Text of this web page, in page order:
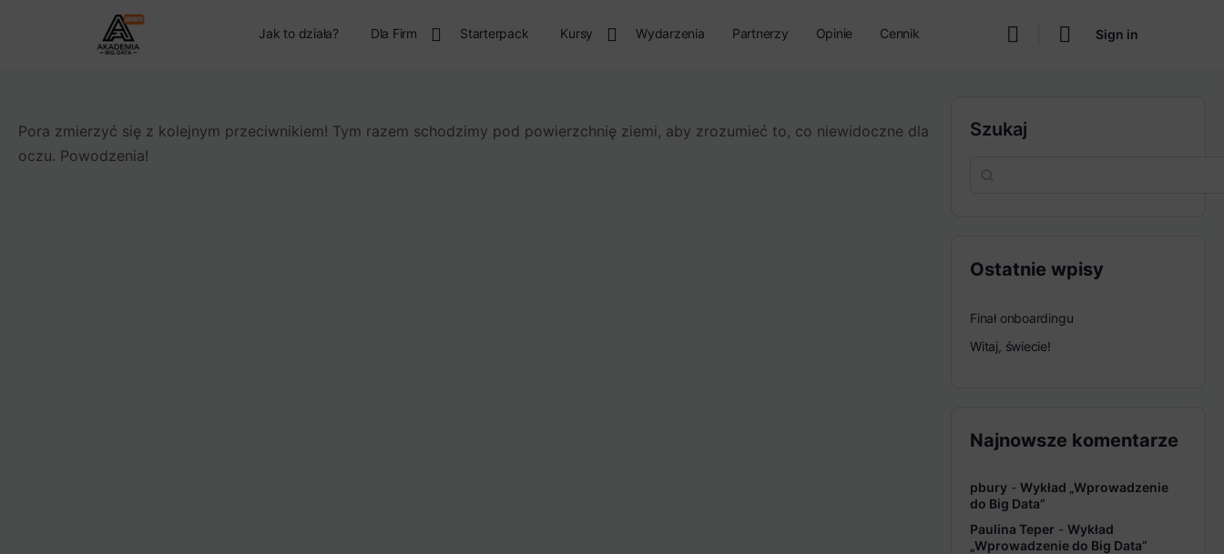
Jak to działa? Dla Firm Starterpack Kursy Wydarzenia Partnerzy Opinie Cennik Sign in
Pora zmierzyć się z kolejnym przeciwnikiem! Tym razem schodzimy pod powierzchnię ziemi, aby zrozumieć to, co niewidoczne dla
oczu. Powodzenia!
Szukaj
Ostatnie wpisy
Finał onboardingu
Witaj, świecie!
Najnowsze komentarze
pbury - Wykład „Wprowadzenie
do Big Data”
Paulina Teper - Wykład
„Wprowadzenie do Big Data”